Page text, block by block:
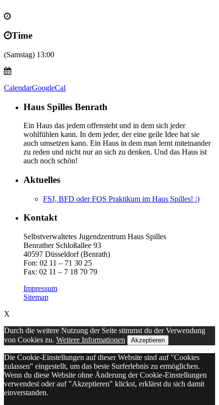
Time
(Samstag) 13:00
CalendarGoogleCal
Haus Spilles Benrath
Ein Haus das jedem offensteht und in dem sich jeder
wohlfühlen kann. In dem jeder, der eine geile Idee hat sie
auch umsetzen kann. Ein Haus in dem man lernt miteinander
zu reden und nicht nur an sich zu denken. Und das Haus ist
auch noch schön!
Aktuelles
FSJ, BFD oder FOS Praktikum im Haus Spilles! :)
Kontakt
Selbstverwaltetes Jugendzentrum Haus Spilles
Benrather Schloßallee 93
40597 Düsseldorf (Benrath)
Fon: 02 11 – 71 30 25
Fax: 02 11 – 7 18 70 79
Impressum
Sitemap
X
Durch die weitere Nutzung der Seite stimmst du der Verwendung
von Cookies zu. Weitere Informationen Akzeptieren
Die Cookie-Einstellungen auf dieser Website sind auf "Cookies
zulassen" eingestellt, um das beste Surferlebnis zu ermöglichen.
Wenn du diese Website ohne Änderung der Cookie-Einstellungen
verwendest oder auf "Akzeptieren" klickst, erklärst du sich damit
einverstanden.